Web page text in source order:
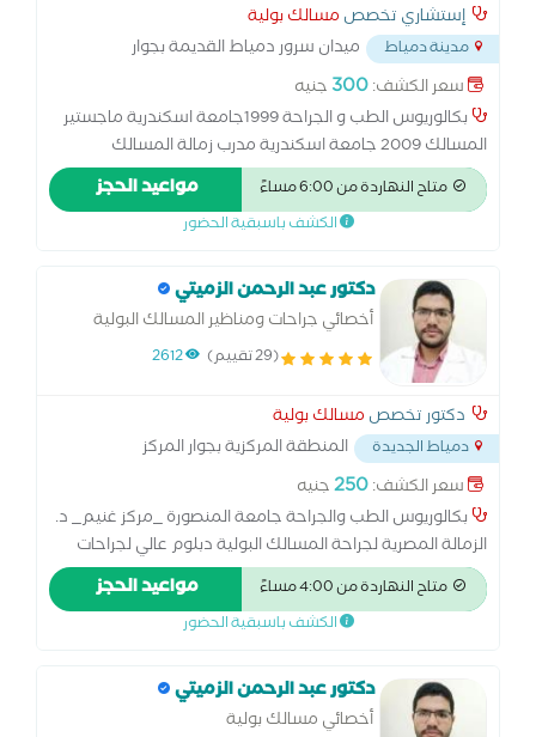
إستشاري تخصص مسالك بولية
مدينة دمياط
ميدان سرور دمياط القديمة بجوار
حلويات شريف الزينى... سعر الكشف:300 جنيه
بكالوريوس الطب و الجراحة 1999جامعة اسكندرية ماجستير
المسالك 2009 جامعة اسكندرية مدرب زمالة المسالك
بمستشفى دمياط العام و م. دمياط التخصصي الأعصر خبرة 25
علما فى تخصص المسالك
متاح النهاردة من 6:00 مساءً مواعيد الحجز
الكشف باسبقية الحضور
دكتور عبد الرحمن الزميتي
أخصائي جراحات ومناظير المسالك البولية
(29 تقييم) 2612
دكتور تخصص مسالك بولية
دمياط الجديدة
المنطقة المركزية بجوار المركز
الإسلامي ...
سعر الكشف:250جنيه
بكالوريوس الطب والجراحة جامعة المنصورة _مركز غنيم_ د.
الزمالة المصرية لجراحة المسالك البولية دبلوم عالي لجراحات
المسالك جامعة الأزهر خبرة في المجال الطبي 8 سنوات
متاح النهاردة من 4:00 مساءً مواعيد الحجز
الكشف باسبقية الحضور
دكتور عبد الرحمن الزميتي
أخصائي مسالك بولية